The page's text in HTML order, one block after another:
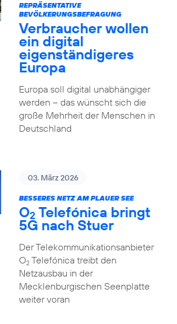
REPRÄSENTATIVE
BEVÖLKERUNGSBEFRAGUNG
Verbraucher wollen
ein digital
eigenständigeres
Europa
Europa soll digital unabhängiger
werden – das wünscht sich die
große Mehrheit der Menschen in
Deutschland
03. März 2026
BESSERES NETZ AM PLAUER SEE
O2 Telefónica bringt
5G nach Stuer
Der Telekommunikationsanbieter
O2Telefónica treibt den
Netzausbau in der
Mecklenburgischen Seenplatte
weiter voran